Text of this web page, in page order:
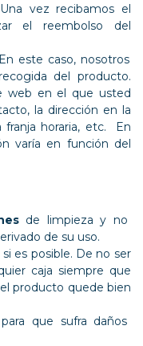
vez recibamos el
el reembolso del
este caso, nosotros
del producto.
web en el que usted
la dirección en la
horaria, etc. En
varía en función del
de limpieza y no
de su uso.
si es posible. De no ser
caja siempre que
producto quede bien
que sufra daños